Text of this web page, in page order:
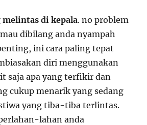
melintas di kepala. no problem
dibilang anda nyampah
ini cara paling tepat
diri menggunakan
saja apa yang terfikir dan
cukup menarik yang sedang
yang tiba-tiba terlintas.
lahan anda